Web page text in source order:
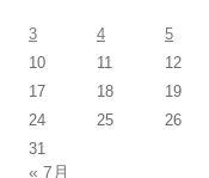
3
4 5
10
11 12
17
18 19
24
25 26
31
« 7月